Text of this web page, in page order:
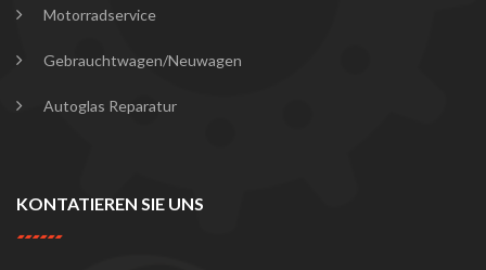
Motorradservice
Gebrauchtwagen/Neuwagen
Autoglas Reparatur
KONTATIEREN SIE UNS